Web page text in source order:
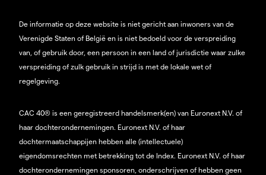
De informatie op deze website is niet gericht aan inwoners van de
Verenigde Staten of België en is niet bedoeld voor de verspreiding
van, of gebruik door, een persoon in een land of jurisdictie waar zulke
verspreiding of zulk gebruik in strijd is met de lokale wet of
regelgeving.
CAC 40® is een geregistreerd handelsmerk(en) van Euronext N.V. of
haar dochterondernemingen. Euronext N.V. of haar
dochtermaatschappijen hebben alle (intellectuele)
eigendomsrechten met betrekking tot de Index. Euronext N.V. of haar
dochterondernemingen sponsoren, onderschrijven of hebben geen